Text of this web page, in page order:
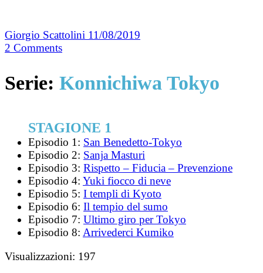
Giorgio Scattolini 11/08/2019
2 Comments
Serie: Konnichiwa Tokyo
STAGIONE 1
Episodio 1: San Benedetto-Tokyo
Episodio 2: Sanja Masturi
Episodio 3: Rispetto – Fiducia – Prevenzione
Episodio 4: Yuki fiocco di neve
Episodio 5: I templi di Kyoto
Episodio 6: Il tempio del sumo
Episodio 7: Ultimo giro per Tokyo
Episodio 8: Arrivederci Kumiko
Visualizzazioni: 197